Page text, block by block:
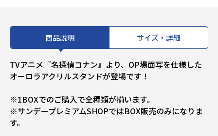
商品説明 サイズ・詳細
TVアニメ『名探偵コナン』より、OP場面写を仕様した
オーロラアクリルスタンドが登場です！
※1BOXでのご購入で全種類が揃います。
※サンデープレミアムSHOPではBOX販売のみになりま
す。